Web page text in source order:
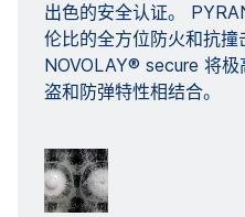
出色的安全认证。
伦比的全方位防火和抗
NOVOLAY® secure 将
盗和防弹特性相结合。